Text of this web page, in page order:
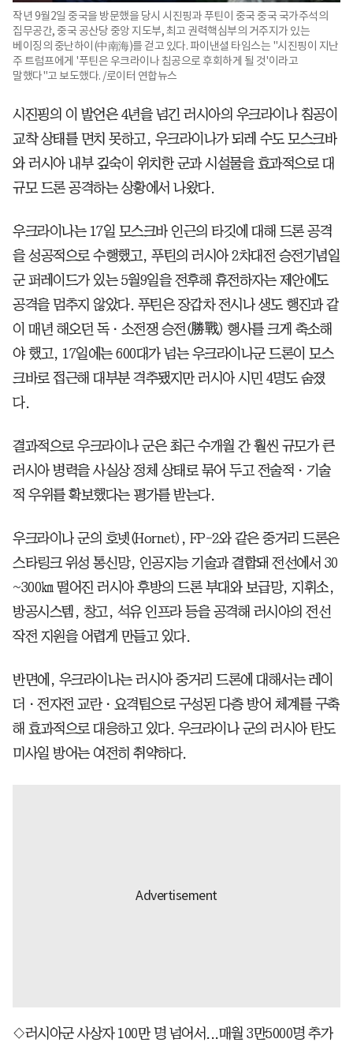
작년 9월2일 중국을 방문했을 당시 시진핑과 푸틴이 중국 중국 국가주석의
집무공간, 중국 공산당 중앙 지도부, 최고 권력핵심부의 거주지가 있는
베이징의 중난하이(中南海)를 걷고 있다. 파이낸셜 타임스는 "시진핑이 지난
주 트럼프에게 '푸틴은 우크라이나 침공으로 후회하게 될 것'이라고
말했다"고 보도했다. /로이터 연합뉴스
시진핑의 이 발언은 4년을 넘긴 러시아의 우크라이나 침공이
교착 상태를 면치 못하고, 우크라이나가 되레 수도 모스크바
와 러시아 내부 깊숙이 위치한 군과 시설물을 효과적으로 대
규모 드론 공격하는 상황에서 나왔다.
우크라이나는 17일 모스크바 인근의 타깃에 대해 드론 공격
을 성공적으로 수행했고, 푸틴의 러시아 2차대전 승전기념일
군 퍼레이드가 있는 5월9일을 전후해 휴전하자는 제안에도
공격을 멈추지 않았다. 푸틴은 장갑차 전시나 생도 행진과 같
이 매년 해오던 독ㆍ소전쟁 승전(勝戰) 행사를 크게 축소해
야 했고, 17일에는 600대가 넘는 우크라이나군 드론이 모스
크바로 접근해 대부분 격추됐지만 러시아 시민 4명도 숨졌
다.
결과적으로 우크라이나 군은 최근 수개월 간 훨씬 규모가 큰
러시아 병력을 사실상 정체 상태로 묶어 두고 전술적ㆍ기술
적 우위를 확보했다는 평가를 받는다.
우크라이나 군의 호넷(Hornet), FP-2와 같은 중거리 드론은
스타링크 위성 통신망, 인공지능 기술과 결합돼 전선에서 30
~300㎞ 떨어진 러시아 후방의 드론 부대와 보급망, 지휘소,
방공시스템, 창고, 석유 인프라 등을 공격해 러시아의 전선
작전 지원을 어렵게 만들고 있다.
반면에, 우크라이나는 러시아 중거리 드론에 대해서는 레이
더ㆍ전자전 교란ㆍ요격팀으로 구성된 다층 방어 체계를 구축
해 효과적으로 대응하고 있다. 우크라이나 군의 러시아 탄도
미사일 방어는 여전히 취약하다.
◇러시아군 사상자 100만 명 넘어서...매월 3만5000명 추가